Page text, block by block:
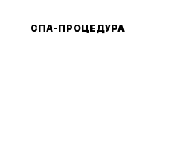
СПА-ПРОЦЕДУРА